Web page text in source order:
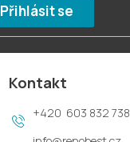
Přihlásit se
Kontakt
603 832 738